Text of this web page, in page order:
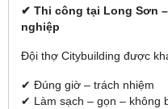
✔ Thi công tại Long Sơn
nghiệp
Đội thợ Citybuilding được
✔ Đúng giờ – trách nhiệm
✔ Làm sạch – gọn – không